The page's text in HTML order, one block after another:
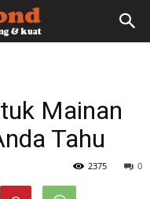
Mainan
Tahu
0
2375